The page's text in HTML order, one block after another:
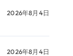
2026年8月4日
2026年8月4日